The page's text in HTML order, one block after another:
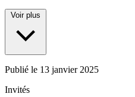
Voir plus
Publié le 13 janvier 2025
Invités